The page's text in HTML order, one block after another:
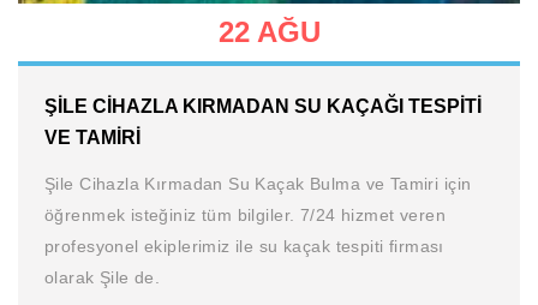
22 AĞU
ŞILE CIHAZLA KIRMADAN SU KAÇAĞI TESPITI
VE TAMIRI
Şile Cihazla Kırmadan Su Kaçak Bulma ve Tamiri için
öğrenmek isteğiniz tüm bilgiler. 7/24 hizmet veren
profesyonel ekiplerimiz ile su kaçak tespiti firması
olarak Şile de.